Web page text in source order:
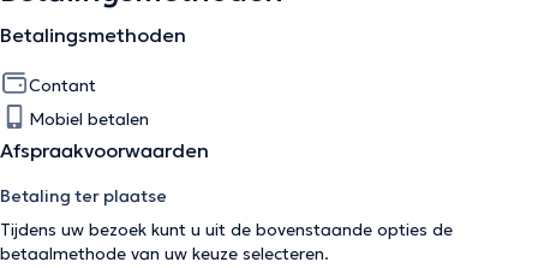
Betalingsmethoden
Contant
Mobiel betalen
Afspraakvoorwaarden
Betaling ter plaatse
Tijdens uw bezoek kunt u uit de bovenstaande opties de
betaalmethode van uw keuze selecteren.